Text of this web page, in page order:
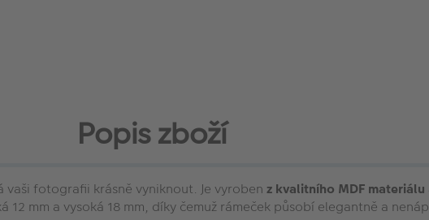
Popis zboží
vaši fotografii krásně vyniknout. Je vyroben z kvalitního MDF materiálu
mm a vysoká 18 mm, díky čemuž rámeček působí elegantně a